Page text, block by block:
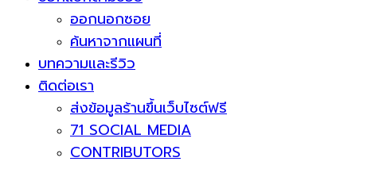
ออกนอกซอย
ค้นหาจากแผนที่
บทความและรีวิว
ติดต่อเรา
ส่งข้อมูลร้านขึ้นเว็บไซต์ฟรี
71 SOCIAL MEDIA
CONTRIBUTORS